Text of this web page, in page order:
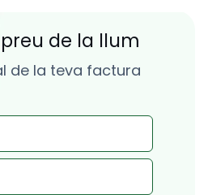
de la llum
de la teva factura